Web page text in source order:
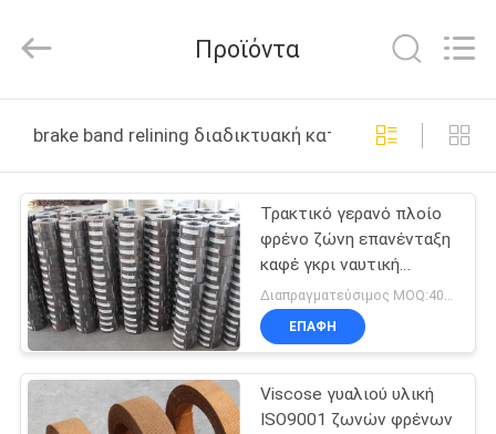
ΠΡΟΪΌΝΤΑ
ΠΕΡΊΠΟΥ
ΕΜΕΊΣ
ΓΎΡΟΣ
ΕΡΓΟΣΤΑΣΊΩΝ
Reserved.
Προϊόντα
brake band relining διαδικτυακή κατασκευή
Τρακτικό γερανό πλοίο
φρένο ζώνη επανένταξη
καφέ γκρι ναυτική
εφαρμογή υφασμένο
φρένο
Διαπραγματεύσιμος MOQ:400 ΚΛ
ΕΠΑΦΉ
Viscose γυαλιού υλική
ISO9001 ζωνών φρένων